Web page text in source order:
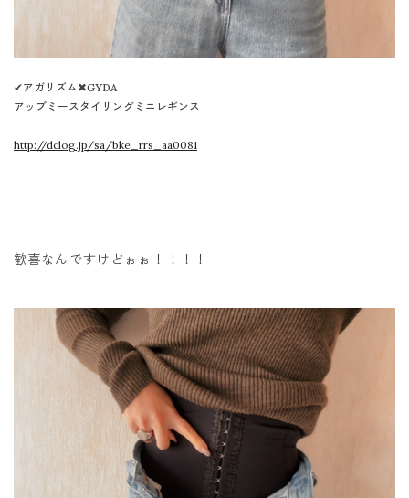
✔︎アガリズム✖︎GYDA
アップミースタイリングミニレギンス
http://dclog.jp/sa/bke_rrs_aa0081
歓喜なんですけどぉぉ！！！！